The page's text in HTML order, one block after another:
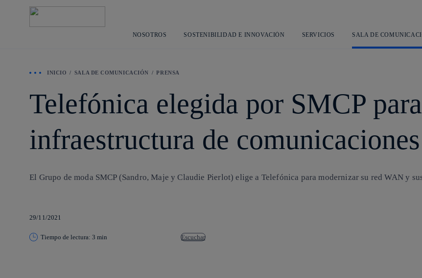
principal
NOSOTROS SOSTENIBILIDAD E INNOVACIÓN SERVICIOS SALA DE
INICIO SALA DE COMUNICACIÓN PRENSA
Telefónica elegida por SMCP
infraestructura de comunicaciones
El Grupo de moda SMCP (Sandro, Maje y Claudie Pierlot) elige a Telefónica para modernizar su red WAN y
29/11/2021
Tiempo de lectura: 3 min Escuchar